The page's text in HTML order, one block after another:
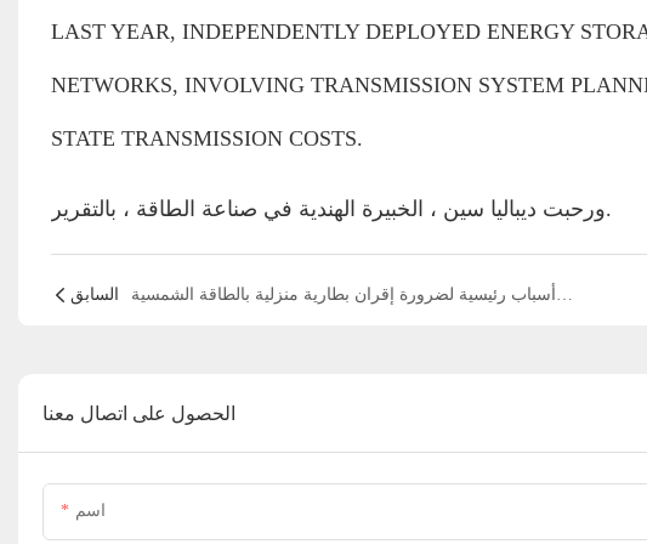
LAST YEAR, INDEPENDENTLY DEPLOYED ENERGY
NETWORKS, INVOLVING TRANSMISSION SYSTEM
STATE TRANSMISSION COSTS. ‎
ورحبت ديباليا سين ، الخبيرة الهندية في صناعة الطاقة ، بالتقرير.
السابق ثلاثة أسباب رئيسية لضرورة إقران بطارية منزلية بالطاقة الشمسية
الحصول على اتصال معنا
اسم